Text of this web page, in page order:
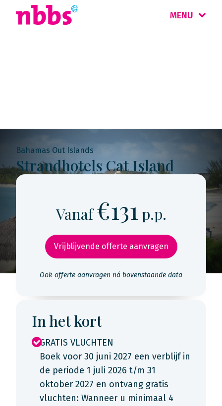
MENU
Bahamas Out Islands
Strandhotels Cat Island
Vanaf€131 p.p.
Vrijblijvende offerte aanvragen
Ook offerte aanvragen ná bovenstaande data
In het kort
GRATIS VLUCHTEN
Boek voor 30 juni 2027 een verblijf in
de periode 1 juli 2026 t/m 31
oktober 2027 en ontvang gratis
vluchten: Wanneer u minimaal 4